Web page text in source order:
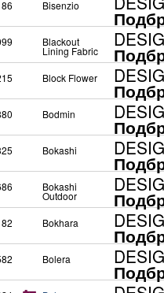
Bisenzio
Blackout
Lining Fabric
Block Flower
Bodmin
Bokashi
Bokashi
Outdoor
Bokhara
Bolera